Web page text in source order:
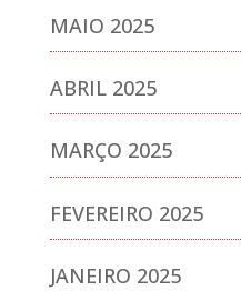
MAIO 2025
ABRIL 2025
MARÇO 2025
FEVEREIRO 2025
JANEIRO 2025